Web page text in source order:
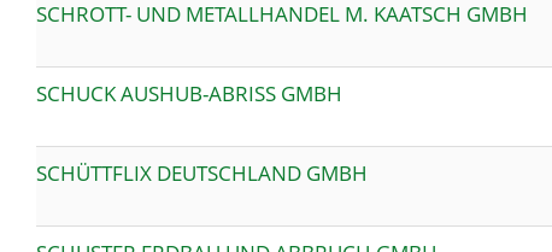
SCHROTT- UND METALLHANDEL M. KAATSCH GMBH
SCHUCK AUSHUB-ABRISS GMBH
SCHÜTTFLIX DEUTSCHLAND GMBH